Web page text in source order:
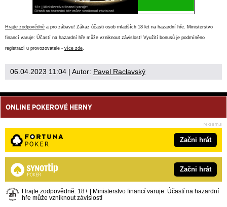
Hrajte zodpovědně a pro zábavu! Zákaz účasti osob mladších 18 let na hazardní hře. Ministerstvo
financí varuje: Účastí na hazardní hře může vzniknout závislost! Využití bonusů je podmíněno
registrací u provozovatele - více zde.
06.04.2023 11:04 | Autor: Pavel Raclavský
ONLINE POKEROVÉ HERNY
Začni hrát
Začni hrát
Hrajte zodpovědně. 18+ | Ministerstvo financí varuje: Účastí na hazardní
hře může vzniknout závislost!